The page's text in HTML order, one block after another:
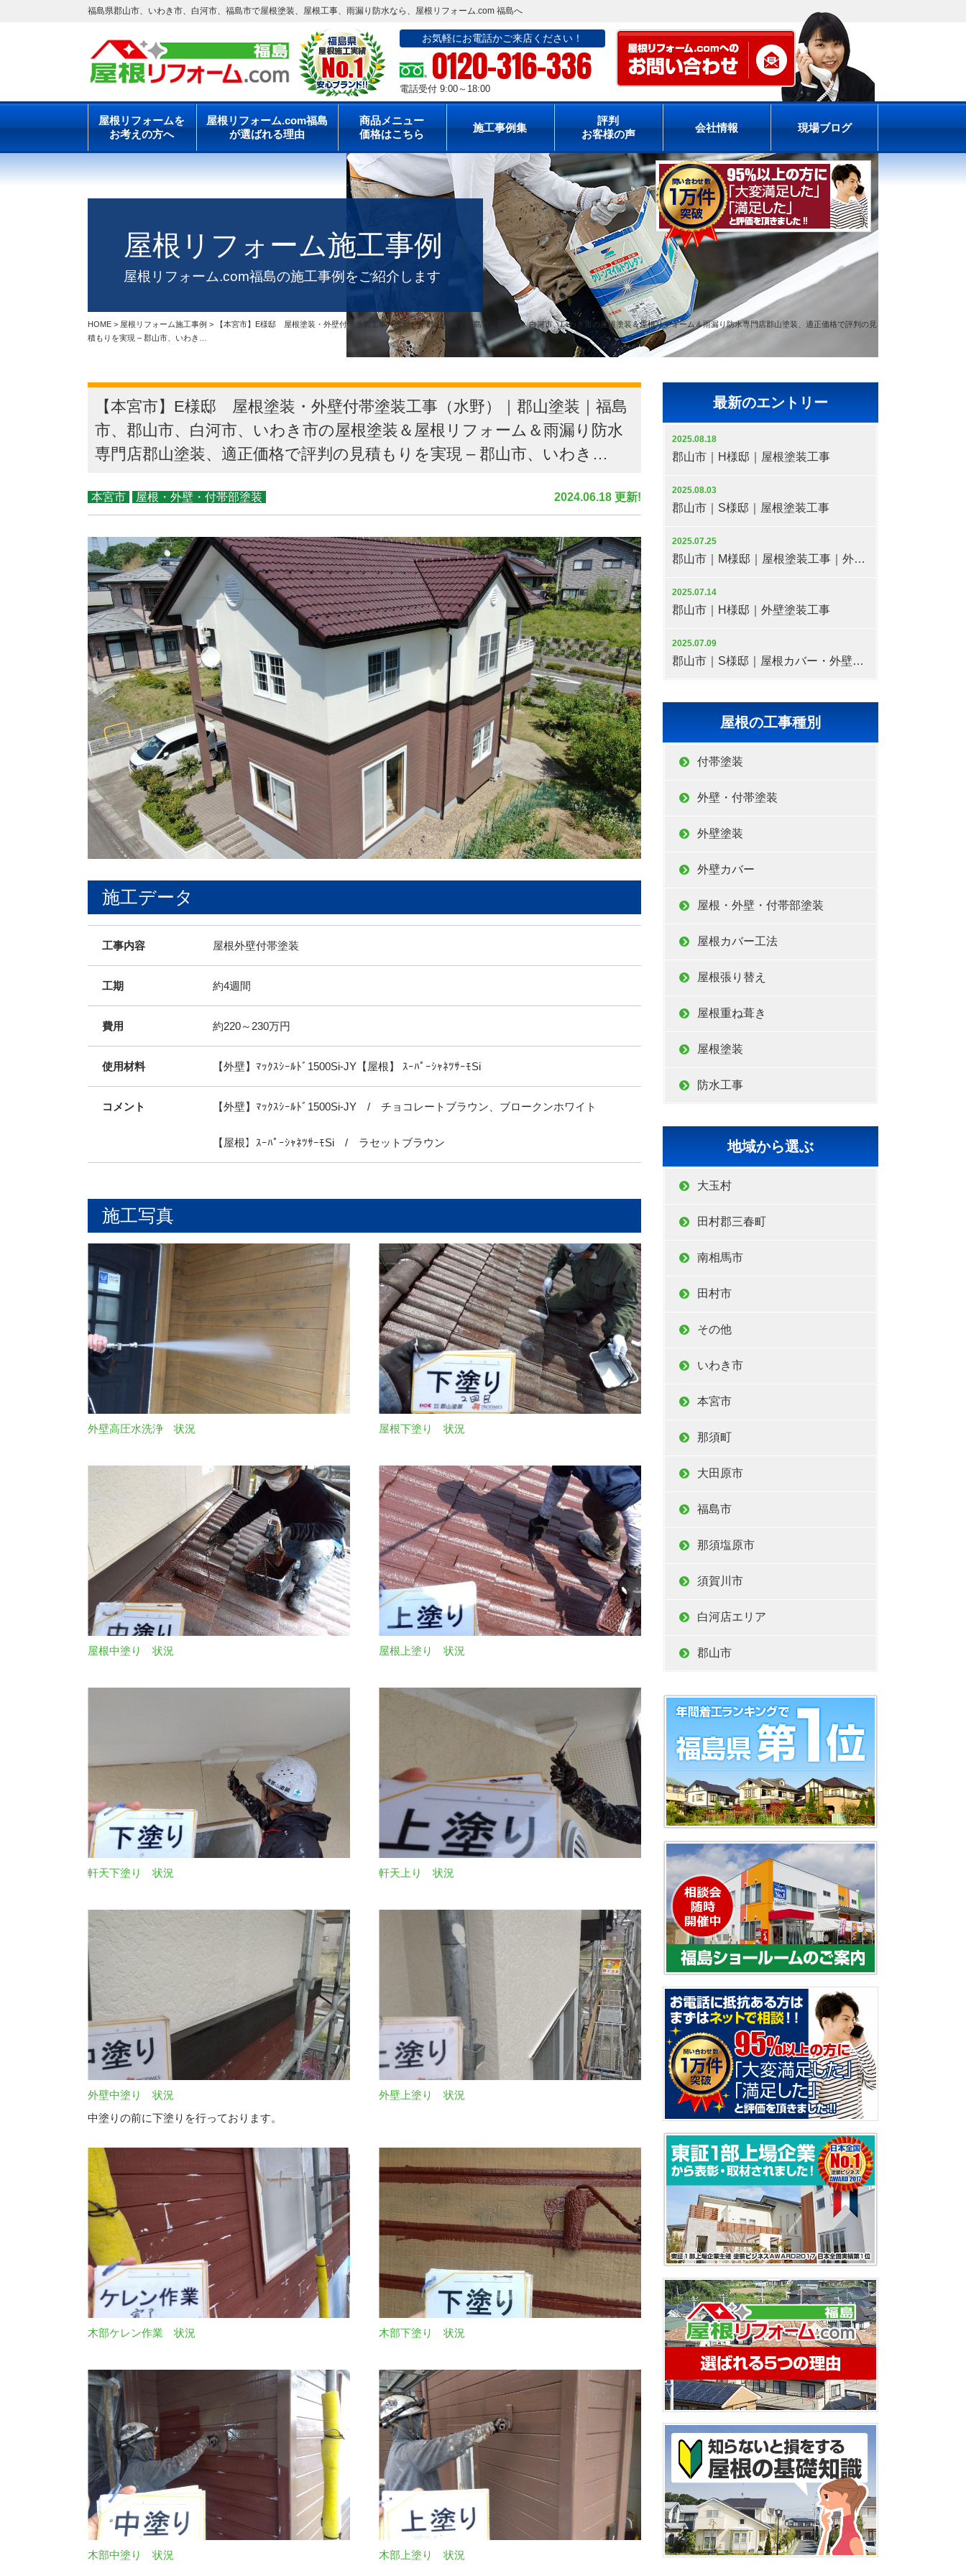
福島県郡山市、いわき市、白河市、福島市で屋根塗装、屋根工事、雨漏り防水なら、屋根リフォーム.com 福島へ
お気軽にお電話かご来店ください！
0120-316-336
電話受付 9:00～18:00
屋根リフォームを
お考えの方へ
屋根リフォーム.com福島
が選ばれる理由
商品メニュー
価格はこちら
施工事例集
評判
お客様の声
会社情報 現場ブログ
屋根リフォーム施工事例
屋根リフォーム.com福島の施工事例をご紹介します
HOME > 屋根リフォーム施工事例 >
【本宮市】E様邸 屋根塗装・外壁付帯塗装工事（水野）｜郡山塗装｜福島市、郡山市、白河市、いわき市の屋根塗装＆屋根リフォーム＆雨漏り防水専門店郡山塗装、適正価格で評判の見
積もりを実現 – 郡山市、いわき…
【本宮市】E様邸 屋根塗装・外壁付帯塗装工事（水野）｜郡山塗装｜福島
市、郡山市、白河市、いわき市の屋根塗装＆屋根リフォーム＆雨漏り防水
専門店郡山塗装、適正価格で評判の見積もりを実現 – 郡山市、いわき…
2024.06.18 更新!
本宮市 屋根・外壁・付帯部塗装
施工データ
工事内容 屋根外壁付帯塗装
工期 約4週間
費用 約220～230万円
使用材料 【外壁】ﾏｯｸｽｼｰﾙﾄﾞ1500Si-JY【屋根】 ｽｰﾊﾟｰｼｬﾈﾂｻｰﾓSi
コメント 【外壁】ﾏｯｸｽｼｰﾙﾄﾞ1500Si-JY / チョコレートブラウン、ブロークンホワイト
【屋根】ｽｰﾊﾟｰｼｬﾈﾂｻｰﾓSi / ラセットブラウン
施工写真
外壁高圧水洗浄 状況 屋根下塗り 状況
屋根中塗り 状況 屋根上塗り 状況
軒天下塗り 状況 軒天上り 状況
外壁中塗り 状況
中塗りの前に下塗りを行っております。
外壁上塗り 状況
木部ケレン作業 状況 木部下塗り 状況
木部中塗り 状況 木部上塗り 状況
最新のエントリー
2025.08.18
郡山市｜H様邸｜屋根塗装工事
2025.08.03
郡山市｜S様邸｜屋根塗装工事
2025.07.25
郡山市｜M様邸｜屋根塗装工事｜外壁塗装工事
2025.07.14
郡山市｜H様邸｜外壁塗装工事
2025.07.09
郡山市｜S様邸｜屋根カバー・外壁塗装工事
屋根の工事種別
付帯塗装
外壁・付帯塗装
外壁塗装
外壁カバー
屋根・外壁・付帯部塗装
屋根カバー工法
屋根張り替え
屋根重ね葺き
屋根塗装
防水工事
地域から選ぶ
大玉村
田村郡三春町
南相馬市
田村市
その他
いわき市
本宮市
那須町
大田原市
福島市
那須塩原市
須賀川市
白河店エリア
郡山市